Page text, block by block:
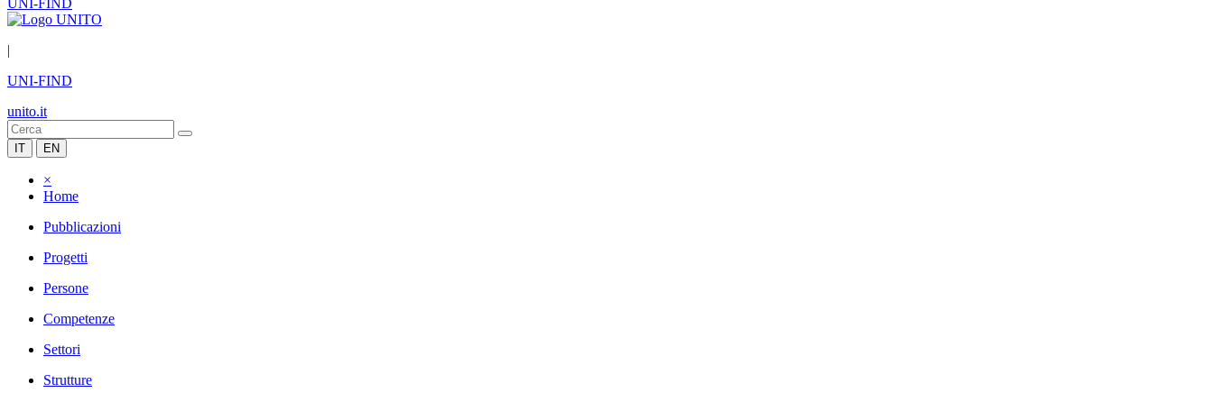
UNI-FIND
|
UNI-FIND
unito.it
IT EN
×
Home
Pubblicazioni
Progetti
Persone
Competenze
Settori
Strutture